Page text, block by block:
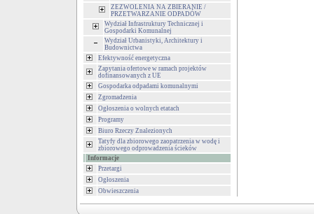
ZEZWOLENIA NA ZBIERANIE /
PRZETWARZANIE ODPADÓW
Wydział Infrastruktury Technicznej i
Gospodarki Komunalnej
Wydział Urbanistyki, Architektury i
Budownictwa
Efektywność energetyczna
Zapytania ofertowe w ramach projektów
dofinansowanych z UE
Gospodarka odpadami komunalnymi
Zgromadzenia
Ogłoszenia o wolnych etatach
Programy
Biuro Rzeczy Znalezionych
Tatyfy dla zbiorowego zaopatrzenia w wodę i
zbiorowego odprowadzenia ścieków
Informacje
Przetargi
Ogłoszenia
Obwieszczenia